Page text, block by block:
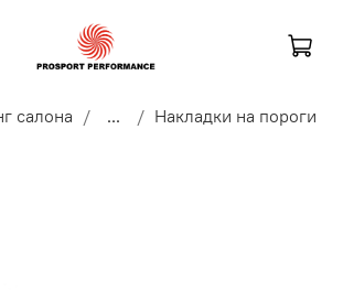
салона ... Накладки на пороги